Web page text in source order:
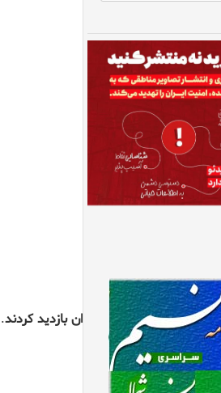
نبوت به درفک و کوی گلزاران بازدید کردند.